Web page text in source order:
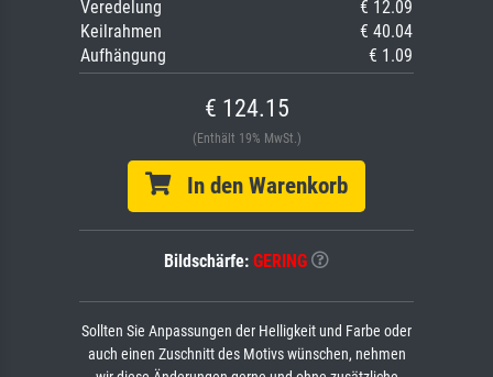
Veredelung
€ 12.09
Keilrahmen
€ 40.04
Aufhängung
€ 1.09
€ 124.15
(Enthält 19% MwSt.)
In den Warenkorb
Bildschärfe: GERING
Sollten Sie Anpassungen der Helligkeit und Farbe oder
auch einen Zuschnitt des Motivs wünschen, nehmen